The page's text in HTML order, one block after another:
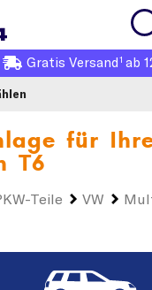
Gratis Versand1 ab
für
T6
Teile VW